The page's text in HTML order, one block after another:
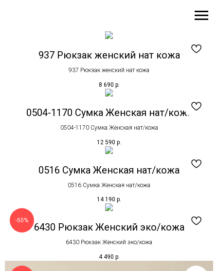
937 Рюкзак женский нат кожа
937 Рюкзак женский нат кожа
8 690 р.
0504-1170 Сумка Женская нат/кожа
0504-1170 Сумка Женская нат/кожа
12 590 р.
0516 Сумка Женская нат/кожа
0516 Сумка Женская нат/кожа
14 190 р.
-50%
6430 Рюкзак Женский эко/кожа
6430 Рюкзак Женский эко/кожа
4 490 р.